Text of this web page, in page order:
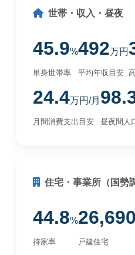
世帯・収入・昼夜
45.9%
単身世帯率
492万円
平均年収目安
24.4万円/月
月間消費支出目安 昼夜間人
住宅・事業所（国勢
44.8%
持家率
26,690
戸建住宅